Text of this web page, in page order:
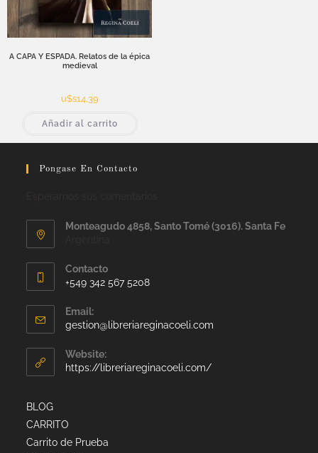
A CAPA Y ESPADA. Relatos de la épica
medieval
u$s14,39
Añadir al carrito
Pongase En Contacto
Monteagudo 4858, Santo Tomé (3016). Santa Fe
Contacto
+549 342 567 5208
Email:
gestion@libreriareginacoeli.com
Website:
https://libreriareginacoeli.com/
BLOG
CARRITO
Carrito de Prueba